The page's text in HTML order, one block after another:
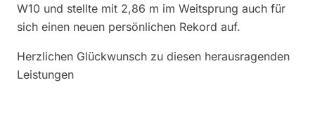
W10 und stellte mit 2,86 m im Weitsprung auch für
sich einen neuen persönlichen Rekord auf.
Herzlichen Glückwunsch zu diesen herausragenden
Leistungen